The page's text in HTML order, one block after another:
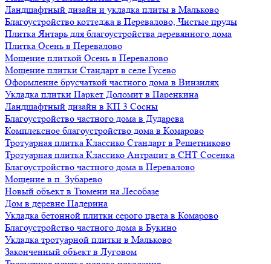
Ландшафтный дизайн и укладка плиты в Мальково
Благоустройство коттеджа в Перевалово, Чистые пруды
Плитка Янтарь для благоустройства деревянного дома
Плитка Осень в Перевалово
Мощение плиткой Осень в Перевалово
Мощение плитки Стандарт в селе Гусево
Оформление брусчаткой частного дома в Винзилях
Укладка плитки Паркет Доломит в Паренкина
Ландшафтный дизайн в КП 3 Сосны
Благоустройство частного дома в Дударева
Комплексное благоустройство дома в Комарово
Тротуарная плитка Классико Стандарт в Решетниково
Тротуарная плитка Классико Антрацит в СНТ Сосенка
Благоустройство частного дома в Перевалово
Мощение в п. Зубарево
Новый объект в Тюмени на Лесобазе
Дом в деревне Падерина
Укладка бетонной плитки серого цвета в Комарово
Благоустройство частного дома в Букино
Укладка тротуарной плитки в Мальково
Законченный объект в Луговом